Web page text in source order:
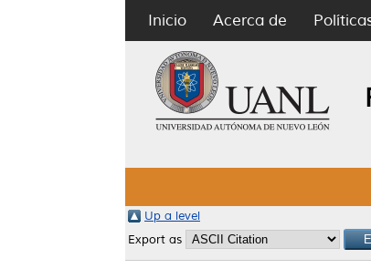
Inicio Acerca de
Up a level
Export as